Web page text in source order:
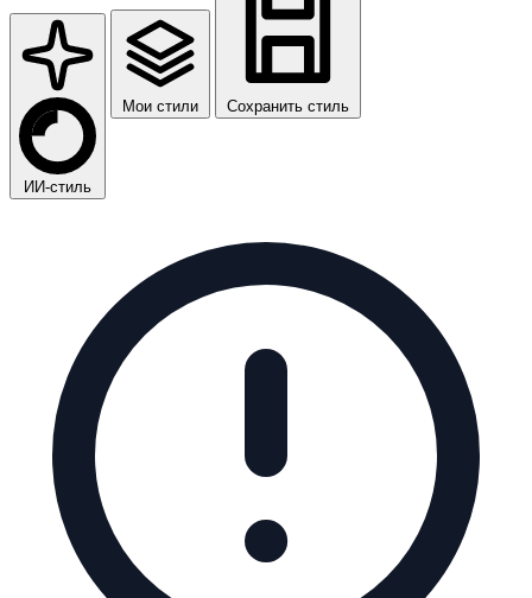
ИИ-стиль
Мои стили Сохранить стиль